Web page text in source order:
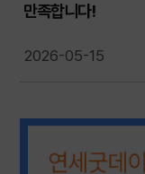
만족합니다!
2026-05-15